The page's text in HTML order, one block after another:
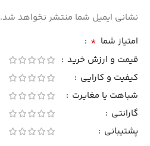
نشانی ایمیل شما منتشر نخواهد شد.
امتیاز شما *
قیمت و ارزش خرید
کیفیت و کارایی
شباهت یا مغایرت
گارانتی
پشتیبانی